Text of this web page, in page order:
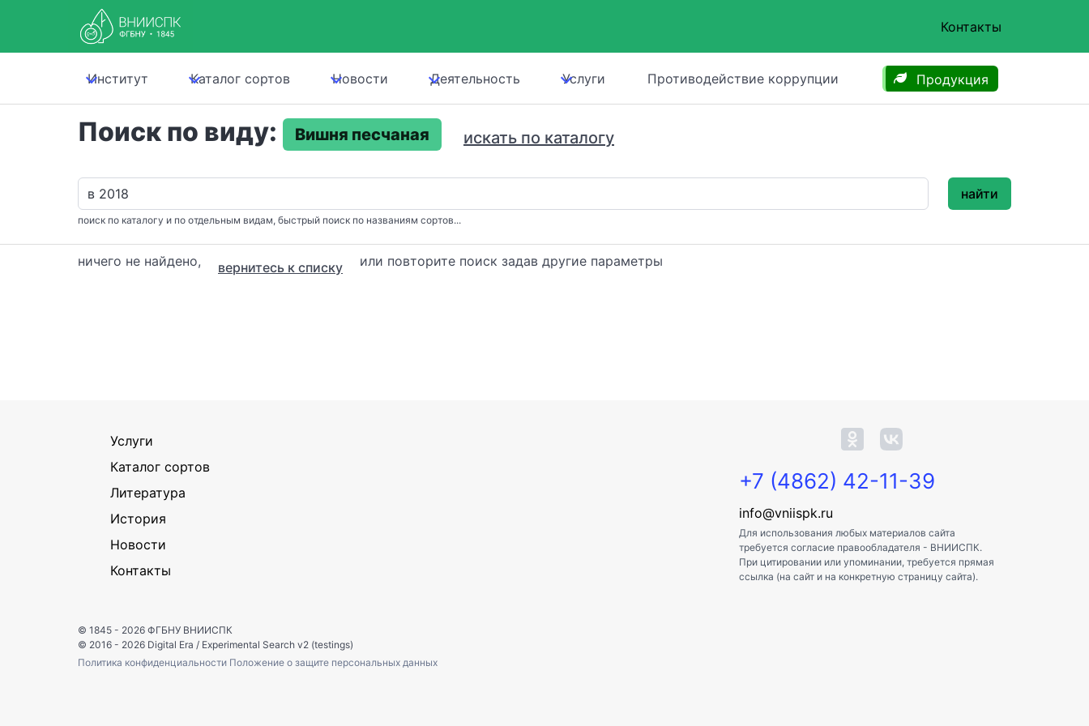
Контакты
Институт Каталог сортов Новости Деятельность Услуги Противодействие коррупции Продукция
Поиск по виду: Вишня песчаная искать по каталогу
поиск по каталогу и по отдельным видам, быстрый поиск по названиям сортов...
найти
ничего не найдено, вернитесь к списку или повторите поиск задав другие параметры
Услуги
Каталог сортов
Литература
История
Новости
Контакты
+7 (4862) 42-11-39
info@vniispk.ru
Для использования любых материалов сайта
требуется согласие правообладателя - ВНИИСПК.
При цитировании или упоминании, требуется прямая
ссылка (на сайт и на конкретную страницу сайта).
© 1845 - 2026 ФГБНУ ВНИИСПК
© 2016 - 2026 Digital Era / Experimental Search v2 (testings)
Политика конфиденциальности Положение о защите персональных данных